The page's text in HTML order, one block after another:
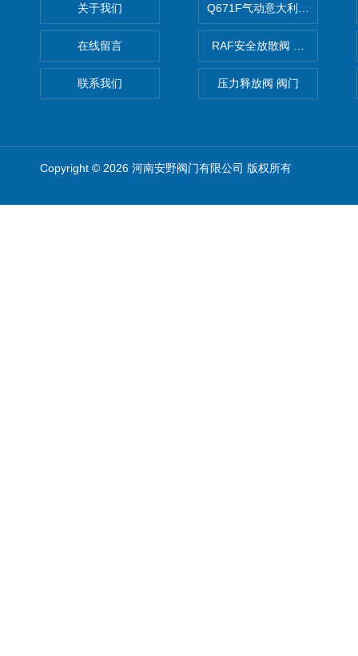
关于我们
在线留言
联系我们
Q671F气动意大利式薄型球阀
RAF安全放散阀 阀生产
压力释放阀 阀门
Copyright © 2026 河南安野阀门有限公司 版权所有